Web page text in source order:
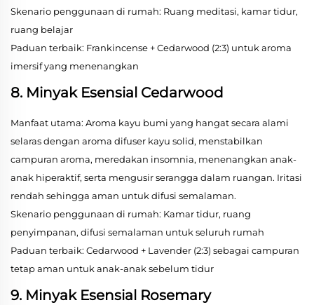
Skenario penggunaan di rumah: Ruang meditasi, kamar tidur,
ruang belajar
Paduan terbaik: Frankincense + Cedarwood (2:3) untuk aroma
imersif yang menenangkan
8. Minyak Esensial Cedarwood
Manfaat utama: Aroma kayu bumi yang hangat secara alami
selaras dengan aroma difuser kayu solid, menstabilkan
campuran aroma, meredakan insomnia, menenangkan anak-
anak hiperaktif, serta mengusir serangga dalam ruangan. Iritasi
rendah sehingga aman untuk difusi semalaman.
Skenario penggunaan di rumah: Kamar tidur, ruang
penyimpanan, difusi semalaman untuk seluruh rumah
Paduan terbaik: Cedarwood + Lavender (2:3) sebagai campuran
tetap aman untuk anak-anak sebelum tidur
9. Minyak Esensial Rosemary